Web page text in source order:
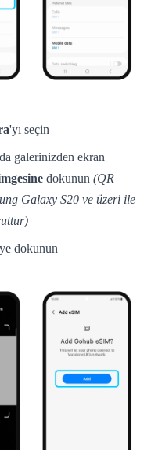
'yı seçin
galerinizden ekran
dokunun (QR
Galaxy S20 ve üzeri ile
dokunun